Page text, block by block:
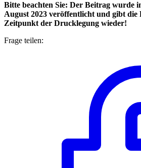
Bitte beachten Sie: Der Beitrag wurde
August 2023 veröffentlicht und gibt die
Zeitpunkt der Drucklegung wieder!
Frage teilen: